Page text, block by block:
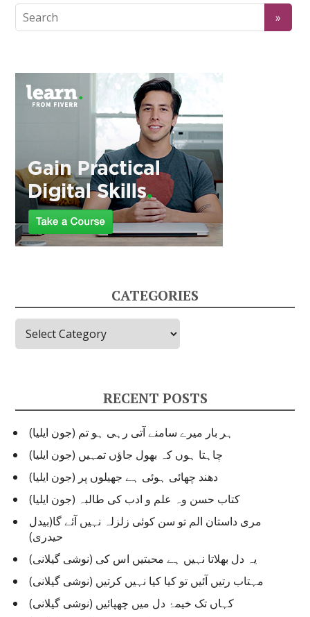
CATEGORIES
Categories
RECENT POSTS
ہر بار میرے سامنے آتی رہی ہو تم (جون ایلیا)
چاہتا ہوں کہ بھول جاؤں تمہیں (جون ایلیا)
دھند چھائی ہوئی ہے جھیلوں پر (جون ایلیا)
کتاب حسن وہ علم و ادب کی طالبہ (جون ایلیا)
مری داستان الم تو سن کوئی زلزلہ نہیں آئے گا(بیدل
حیدری)
یہ دل بھلاتا نہیں ہے محبتیں اس کی (نوشی گیلانی)
مہتاب رتیں آئیں تو کیا کیا نہیں کرتیں (نوشی گیلانی)
کہاں تک خیمۂ دل میں چھپائیں (نوشی گیلانی)